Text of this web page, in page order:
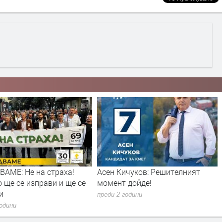
Решителният
ГЕРБ алармира:ДПС грубо
нарушава изборното
законодателство в Жълтуша